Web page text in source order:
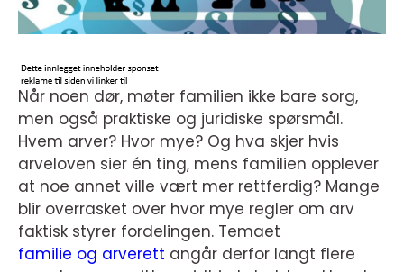
Når noen dør, møter familien ikke bare sorg,
men også praktiske og juridiske spørsmål.
Hvem arver? Hvor mye? Og hva skjer hvis
arveloven sier én ting, mens familien opplever
at noe annet ville vært mer rettferdig? Mange
blir overrasket over hvor mye regler om arv
faktisk styrer fordelingen. Temaet
familie og arverett angår derfor langt flere